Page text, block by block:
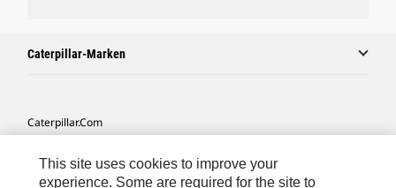
Caterpillar-Marken
Caterpillar.com
Meine Marketing-Präferenzen
This site uses cookies to improve your
experience. Some are required for the site to